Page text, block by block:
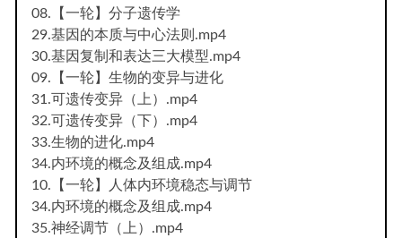
08.【一轮】分子遗传学
29.基因的本质与中心法则.mp4
30.基因复制和表达三大模型.mp4
09.【一轮】生物的变异与进化
31.可遗传变异（上）.mp4
32.可遗传变异（下）.mp4
33.生物的进化.mp4
34.内环境的概念及组成.mp4
10.【一轮】人体内环境稳态与调节
34.内环境的概念及组成.mp4
35.神经调节（上）.mp4